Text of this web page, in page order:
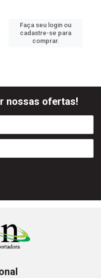
Faça seu login ou
cadastre-se para
comprar.
nossas ofertas!